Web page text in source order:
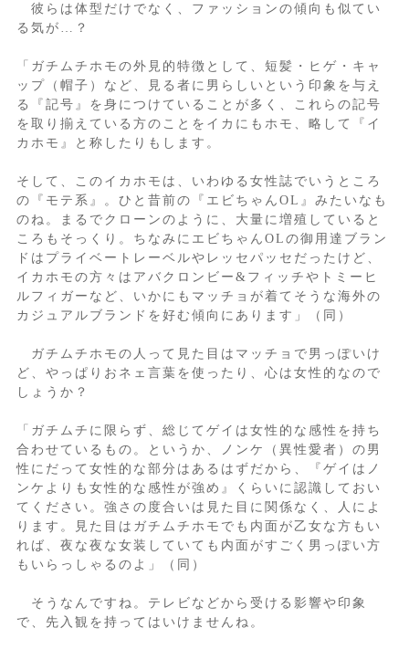
彼らは体型だけでなく、ファッションの傾向も似てい
る気が…？
「ガチムチホモの外見的特徴として、短髪・ヒゲ・キャ
ップ（帽子）など、見る者に男らしいという印象を与え
る『記号』を身につけていることが多く、これらの記号
を取り揃えている方のことをイカにもホモ、略して『イ
カホモ』と称したりもします。
そして、このイカホモは、いわゆる女性誌でいうところ
の『モテ系』。ひと昔前の『エビちゃんOL』みたいなも
のね。まるでクローンのように、大量に増殖していると
ころもそっくり。ちなみにエビちゃんOLの御用達ブラン
ドはプライベートレーベルやレッセパッセだったけど、
イカホモの方々はアバクロンビー&フィッチやトミーヒ
ルフィガーなど、いかにもマッチョが着てそうな海外の
カジュアルブランドを好む傾向にあります」（同）
ガチムチホモの人って見た目はマッチョで男っぽいけ
ど、やっぱりおネェ言葉を使ったり、心は女性的なので
しょうか？
「ガチムチに限らず、総じてゲイは女性的な感性を持ち
合わせているもの。というか、ノンケ（異性愛者）の男
性にだって女性的な部分はあるはずだから、『ゲイはノ
ンケよりも女性的な感性が強め』くらいに認識しておい
てください。強さの度合いは見た目に関係なく、人によ
ります。見た目はガチムチホモでも内面が乙女な方もい
れば、夜な夜な女装していても内面がすごく男っぽい方
もいらっしゃるのよ」（同）
そうなんですね。テレビなどから受ける影響や印象
で、先入観を持ってはいけませんね。